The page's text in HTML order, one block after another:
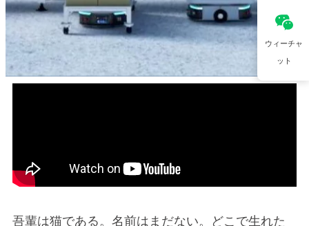
吾輩は猫である。名前はまだない。どこで生れた
ウィーチャ
ット